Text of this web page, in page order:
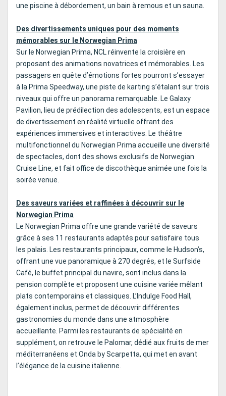
une piscine à débordement, un bain à remous et un sauna.
Des divertissements uniques pour des moments
mémorables sur le Norwegian Prima
Sur le Norwegian Prima, NCL réinvente la croisière en
proposant des animations novatrices et mémorables. Les
passagers en quête d’émotions fortes pourront s’essayer
à la Prima Speedway, une piste de karting s’étalant sur trois
niveaux qui offre un panorama remarquable. Le Galaxy
Pavilion, lieu de prédilection des adolescents, est un espace
de divertissement en réalité virtuelle offrant des
expériences immersives et interactives. Le théâtre
multifonctionnel du Norwegian Prima accueille une diversité
de spectacles, dont des shows exclusifs de Norwegian
Cruise Line, et fait office de discothèque animée une fois la
soirée venue.
Des saveurs variées et raffinées à découvrir sur le
Norwegian Prima
Le Norwegian Prima offre une grande variété de saveurs
grâce à ses 11 restaurants adaptés pour satisfaire tous
les palais. Les restaurants principaux, comme le Hudson’s,
offrant une vue panoramique à 270 degrés, et le Surfside
Café, le buffet principal du navire, sont inclus dans la
pension complète et proposent une cuisine variée mêlant
plats contemporains et classiques. L’Indulge Food Hall,
également inclus, permet de découvrir différentes
gastronomies du monde dans une atmosphère
accueillante. Parmi les restaurants de spécialité en
supplément, on retrouve le Palomar, dédié aux fruits de mer
méditerranéens et Onda by Scarpetta, qui met en avant
l’élégance de la cuisine italienne.